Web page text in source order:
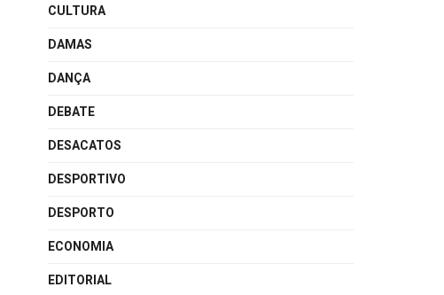
CULTURA
DAMAS
DANÇA
DEBATE
DESACATOS
DESPORTIVO
DESPORTO
ECONOMIA
EDITORIAL